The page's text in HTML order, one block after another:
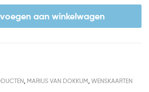
aan winkelwagen
MARIUS VAN DOKKUM WENSKAARTEN